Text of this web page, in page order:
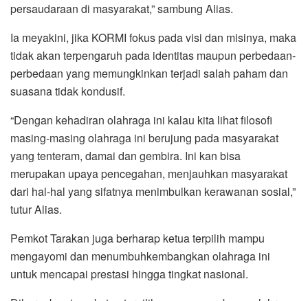
persaudaraan di masyarakat,” sambung Alias.
Ia meyakini, jika KORMI fokus pada visi dan misinya, maka
tidak akan terpengaruh pada identitas maupun perbedaan-
perbedaan yang memungkinkan terjadi salah paham dan
suasana tidak kondusif.
“Dengan kehadiran olahraga ini kalau kita lihat filosofi
masing-masing olahraga ini berujung pada masyarakat
yang tenteram, damai dan gembira. Ini kan bisa
merupakan upaya pencegahan, menjauhkan masyarakat
dari hal-hal yang sifatnya menimbulkan kerawanan sosial,”
tutur Alias.
Pemkot Tarakan juga berharap ketua terpilih mampu
mengayomi dan menumbuhkembangkan olahraga ini
untuk mencapai prestasi hingga tingkat nasional.